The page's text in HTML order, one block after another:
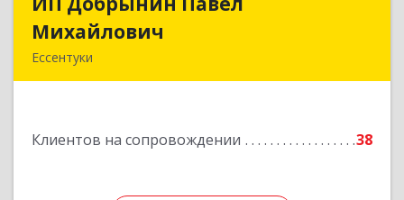
Михайлович
Ессентуки
Клиентов на сопровождении 38